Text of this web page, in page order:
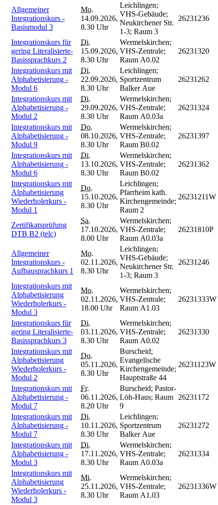
Allgemeiner
Integrationskurs -
Basismodul 3
Mo.
14.09.2026,
8.30 Uhr
Leichlingen;
VHS-Gebäude;
Neukirchener Str.
1-3; Raum 3
26231236
Integrationskurs für
gering Literalisierte-
Basissprachkurs 2
Di.
15.09.2026,
8.30 Uhr
Wermelskirchen;
VHS-Zentrale;
Raum A0.02
26231320
Integrationskurs mit
Alphabetisierung -
Modul 6
Di.
22.09.2026,
8.30 Uhr
Leichlingen;
Sportzentrum
Balker Aue
26231262
Integrationskurs mit
Alphabetisierung -
Modul 2
Di.
29.09.2026,
8.30 Uhr
Wermelskirchen;
VHS-Zentrale;
Raum A0.03a
26231324
Integrationskurs mit
Alphabetisierung -
Modul 9
Do.
08.10.2026,
8.30 Uhr
Wermelskirchen;
VHS-Zentrale;
Raum B0.02
26231397
Integrationskurs mit
Alphabetisierung -
Modul 6
Di.
13.10.2026,
8.30 Uhr
Wermelskirchen;
VHS-Zentrale;
Raum B0.02
26231362
Integrationskurs mit
Alphabetisierung
Wiederholerkurs -
Modul 1
Do.
15.10.2026,
8.30 Uhr
Leichlingen;
Pfarrheim kath.
Kirchengemeinde;
Raum 2
26231211W
Zertifikatsprüfung
DTB B2 (telc)
Sa.
17.10.2026,
8.00 Uhr
Wermelskirchen;
VHS-Zentrale;
Raum A0.03a
26231810P
Allgemeiner
Integrationskurs -
Aufbausprachkurs 1
Mo.
02.11.2026,
8.30 Uhr
Leichlingen;
VHS-Gebäude;
Neukirchener Str.
1-3; Raum 3
26231246
Integrationskurs mit
Alphabetisierung
Wiederholerkurs -
Modul 3
Mo.
02.11.2026,
18.00 Uhr
Wermelskirchen;
VHS-Zentrale;
Raum A1.03
26231333W
Integrationskurs für
gering Literalisierte-
Basissprachkurs 3
Di.
03.11.2026,
8.30 Uhr
Wermelskirchen;
VHS-Zentrale;
Raum A0.02
26231330
Integrationskurs mit
Alphabetisierung
Wiederholerkurs -
Modul 2
Do.
05.11.2026,
8.30 Uhr
Burscheid;
Evangelische
Kirchengemeinde;
Hauptstraße 44
26231123W
Integrationskurs mit
Alphabetisierung -
Modul 7
Fr.
06.11.2026,
8.20 Uhr
Burscheid; Pastor-
Löh-Haus; Raum
9
26231172
Integrationskurs mit
Alphabetisierung -
Modul 7
Di.
10.11.2026,
8.30 Uhr
Leichlingen;
Sportzentrum
Balker Aue
26231272
Integrationskurs mit
Alphabetisierung -
Modul 3
Di.
17.11.2026,
8.30 Uhr
Wermelskirchen;
VHS-Zentrale;
Raum A0.03a
26231334
Integrationskurs mit
Alphabetisierung
Wiederholerkurs -
Modul 3
Mi.
25.11.2026,
8.30 Uhr
Wermelskirchen;
VHS-Zentrale;
Raum A1.03
26231336W